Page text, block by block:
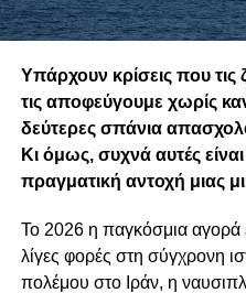
Υπάρχουν κρίσεις που τις
τις αποφεύγουμε χωρίς
δεύτερες σπάνια
Κι όμως, συχνά αυτές
πραγματική αντοχή μιας
Το 2026 η παγκόσμια αγορά
λίγες φορές στη σύγχρονη
πολέμου στο Ιράν, η